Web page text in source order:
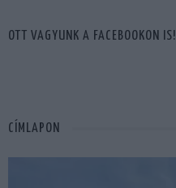
OTT VAGYUNK A FACEBOOKON IS!
CÍMLAPON